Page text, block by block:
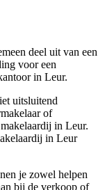
deel uit van een
voor een
in Leur.
uitsluitend
of
in Leur.
in Leur
je zowel helpen
bij de verkoop of